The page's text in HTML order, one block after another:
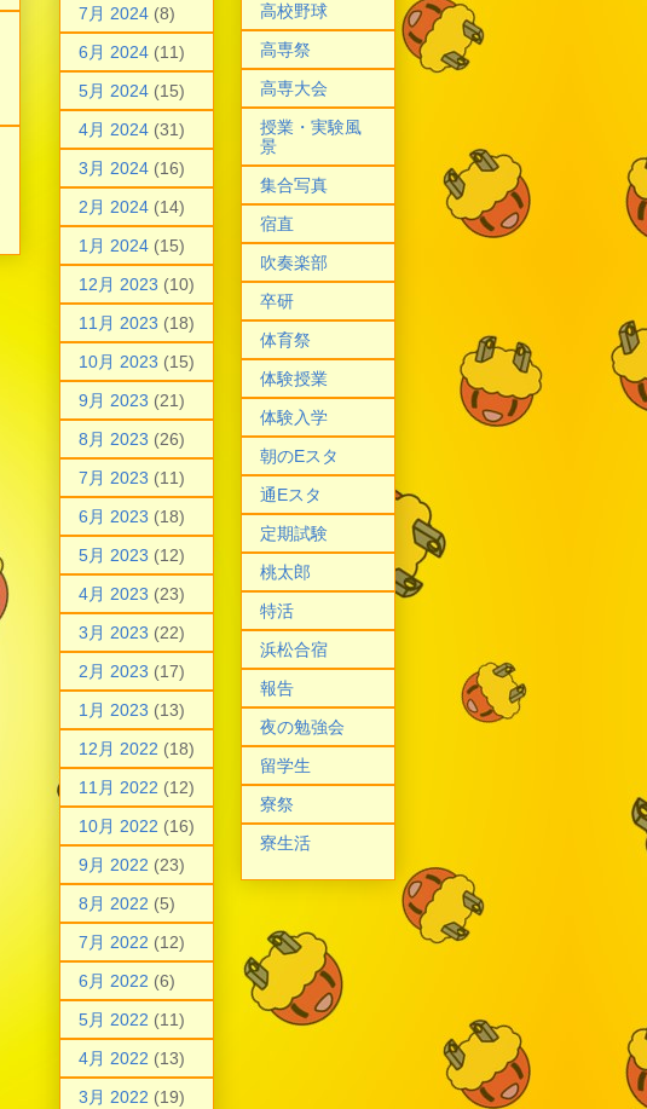
7月 2024 (8)
6月 2024 (11)
5月 2024 (15)
4月 2024 (31)
3月 2024 (16)
2月 2024 (14)
1月 2024 (15)
12月 2023 (10)
11月 2023 (18)
10月 2023 (15)
9月 2023 (21)
8月 2023 (26)
7月 2023 (11)
6月 2023 (18)
5月 2023 (12)
4月 2023 (23)
3月 2023 (22)
2月 2023 (17)
1月 2023 (13)
12月 2022 (18)
11月 2022 (12)
10月 2022 (16)
9月 2022 (23)
8月 2022 (5)
7月 2022 (12)
6月 2022 (6)
5月 2022 (11)
4月 2022 (13)
3月 2022 (19)
高校野球
高専祭
高専大会
授業・実験風
景
集合写真
宿直
吹奏楽部
卒研
体育祭
体験授業
体験入学
朝のEスタ
通Eスタ
定期試験
桃太郎
特活
浜松合宿
報告
夜の勉強会
留学生
寮祭
寮生活